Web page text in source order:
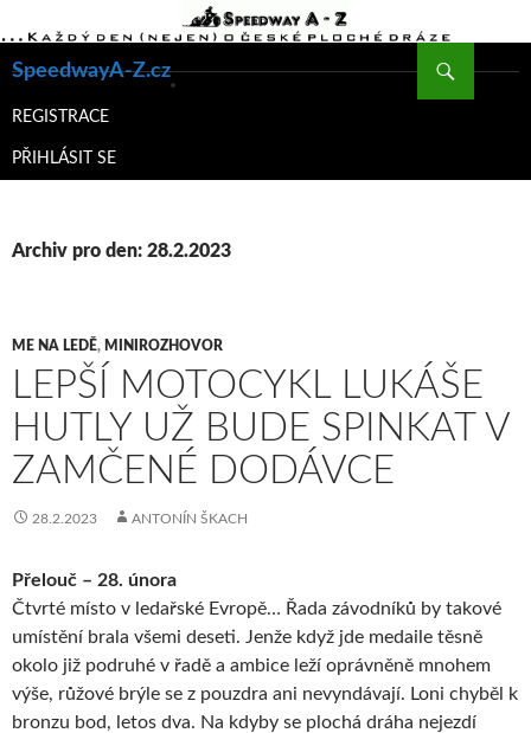
SpeedwayA-Z.cz
K
WEBU
REGISTRACE
PŘIHLÁSIT SE
Archiv pro den: 28.2.2023
ME NA LEDĚ, MINIROZHOVOR
LEPŠÍ MOTOCYKL LUKÁŠE
HUTLY UŽ BUDE SPINKAT V
ZAMČENÉ DODÁVCE
28.2.2023 ANTONÍN ŠKACH
Přelouč – 28. února
Čtvrté místo v ledařské Evropě… Řada závodníků by takové
umístění brala všemi deseti. Jenže když jde medaile těsně
okolo již podruhé v řadě a ambice leží oprávněně mnohem
výše, růžové brýle se z pouzdra ani nevyndávají. Loni chyběl k
bronzu bod, letos dva. Na kdyby se plochá dráha nejezdí